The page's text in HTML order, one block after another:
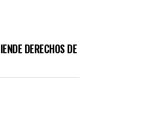
DERECHOS DE